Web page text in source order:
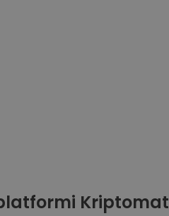
Kriptomat